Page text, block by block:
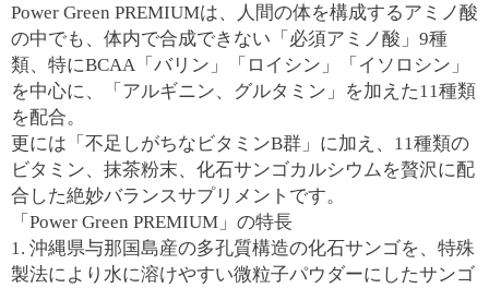
Power Green PREMIUMは、人間の体を構成するアミノ酸
の中でも、体内で合成できない「必須アミノ酸」9種
類、特にBCAA「バリン」「ロイシン」「イソロシン」
を中心に、「アルギニン、グルタミン」を加えた11種類
を配合。
更には「不足しがちなビタミンB群」に加え、11種類の
ビタミン、抹茶粉末、化石サンゴカルシウムを贅沢に配
合した絶妙バランスサプリメントです。
「Power Green PREMIUM」の特長
1. 沖縄県与那国島産の多孔質構造の化石サンゴを、特殊
製法により水に溶けやすい微粒子パウダーにしたサンゴ